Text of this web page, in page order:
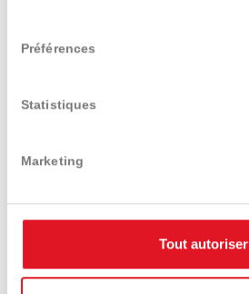
Préférences
Statistiques
Marketing
Tout autoriser